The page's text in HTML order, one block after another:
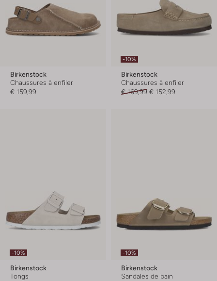
Birkenstock
Chaussures à enfiler
€ 159,99
-10%
Birkenstock
Chaussures à enfiler
€ 169,99 € 152,99
-10%
Birkenstock
Tongs
-10%
Birkenstock
Sandales de bain